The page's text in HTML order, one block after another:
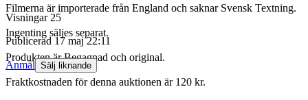
Filmerna är importerade från England och saknar Svensk Textning.
Ingenting säljes separat.
Produkten är Begagnad och original.
Fraktkostnaden för denna auktionen är 120 kr.
Visningar 25
Publicerad 17 maj 22:11
Anmäl Sälj liknande